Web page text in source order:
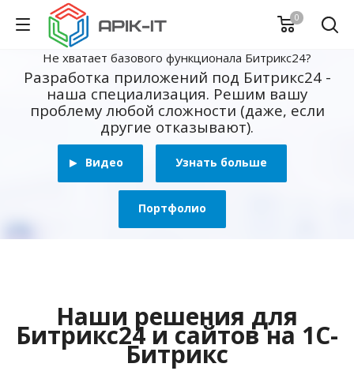
0
Не хватает базового функционала Битрикс24?
Разработка приложений под Битрикс24 -
наша специализация. Решим вашу
проблему любой сложности (даже, если
другие отказывают).
Видео Узнать больше
Портфолио
Наши решения для
Битрикс24 и сайтов на 1С-
Битрикс